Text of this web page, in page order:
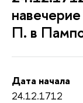
П. в
Дата начала
24.12.1712